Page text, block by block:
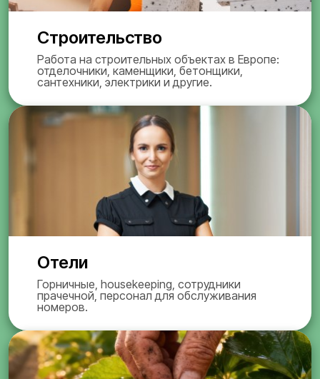
Строительство
Работа на строительных объектах в Европе:
отделочники, каменщики, бетонщики,
сантехники, электрики и другие.
Отели
Горничные, housekeeping, сотрудники
прачечной, персонал для обслуживания
номеров.